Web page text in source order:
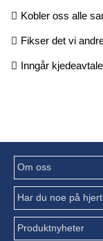
Kobler oss alle
Fikser det vi
Inngår
Om oss
Har du noe på
Produktnyheter